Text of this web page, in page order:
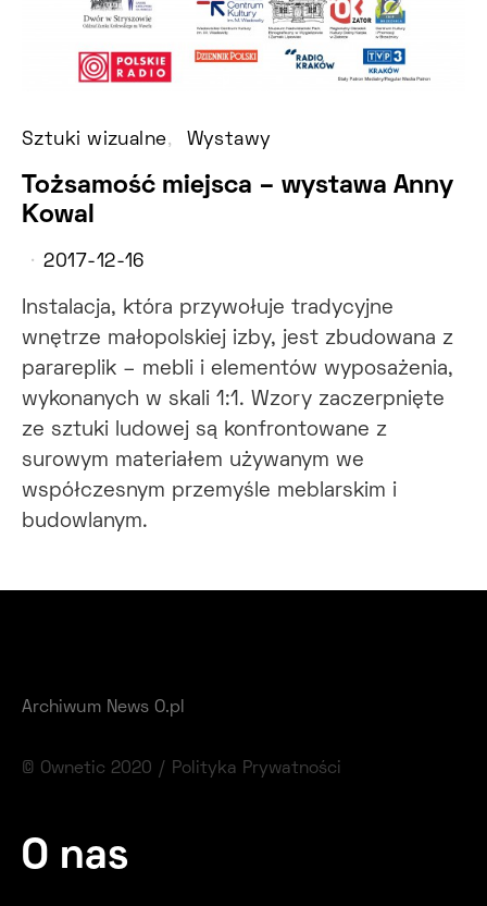
Sztuki wizualne Wystawy
Tożsamość miejsca – wystawa Anny
Kowal
2017-12-16
Instalacja, która przywołuje tradycyjne
wnętrze małopolskiej izby, jest zbudowana z
parareplik – mebli i elementów wyposażenia,
wykonanych w skali 1:1. Wzory zaczerpnięte
ze sztuki ludowej są konfrontowane z
surowym materiałem używanym we
współczesnym przemyśle meblarskim i
budowlanym.
Archiwum News O.pl
© Ownetic 2020 / Polityka Prywatności
O nas